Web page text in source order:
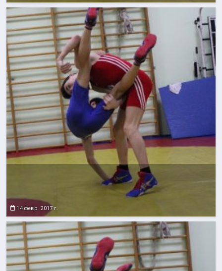
14 февр. 2017 г.